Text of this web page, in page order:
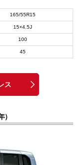
165/55R15
15×4.5J
100
45
ス